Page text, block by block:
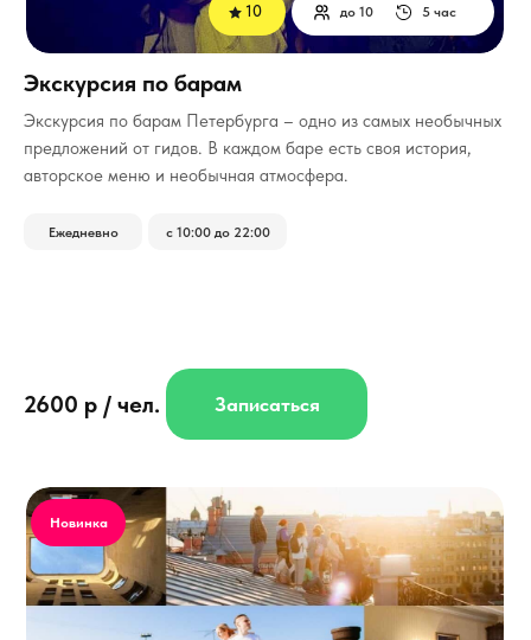
­Экскурсия по барам Петербурга – одно из самых необычных
предложений от гидов. В каждом баре есть своя история,
авторское меню и необычная атмосфера.
2600 р / чел.
5 час
до 10
Ежедневно с 10:00 до 22:00
Записаться
Экскурсия по барам
10
Новинка